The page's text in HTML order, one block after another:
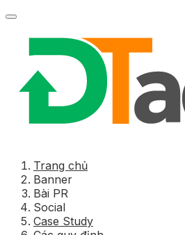
Trang chủ
Banner
Bài PR
Social
Case Study